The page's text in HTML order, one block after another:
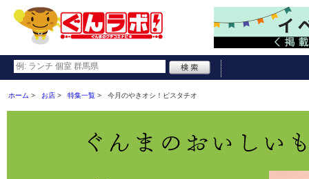
ホーム お店 特集一覧 今月のやきオシ！ピスタチオ